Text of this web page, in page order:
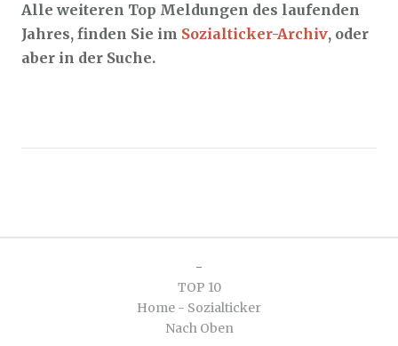
Alle weiteren Top Meldungen des laufenden
Jahres, finden Sie im Sozialticker-Archiv, oder
aber in der Suche.
-
TOP 10
Home - Sozialticker
Nach Oben